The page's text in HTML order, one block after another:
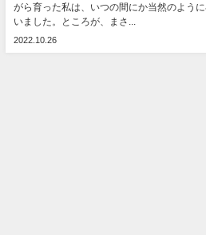
がら育った私は、いつの間にか当然のよう
いました。ところが、まさ...
2022.10.26